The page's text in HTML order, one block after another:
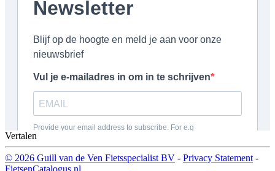
Vertalen
© 2026 Guill van de Ven Fietsspecialist BV - Privacy Statement -
FietsenCatalogus.nl